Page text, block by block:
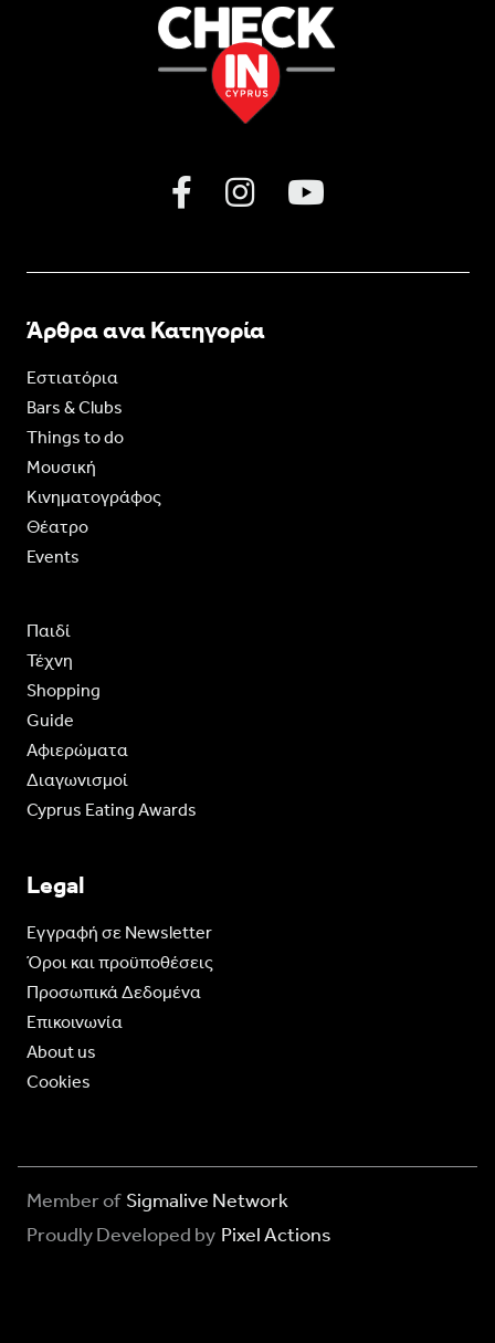
Άρθρα ανα Κατηγορία
Εστιατόρια
Bars & Clubs
Things to do
Moυσική
Κινηματογράφος
Θέατρο
Events
Παιδί
Τέχνη
Shopping
Guide
Aφιερώματα
Διαγωνισμοί
Cyprus Eating Awards
Legal
Eγγραφή σε Newsletter
Όροι και προϋποθέσεις
Προσωπικά Δεδομένα
Επικοινωνία
About us
Cookies
Member of Sigmalive Network
Proudly Developed by Pixel Actions